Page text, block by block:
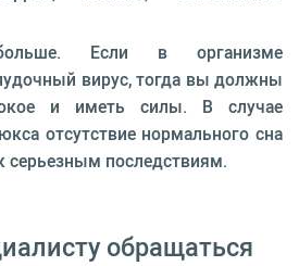
Если в организме
вирус, тогда вы должны
и иметь силы. В случае
отсутствие нормального сна
серьезным последствиям.
обращаться